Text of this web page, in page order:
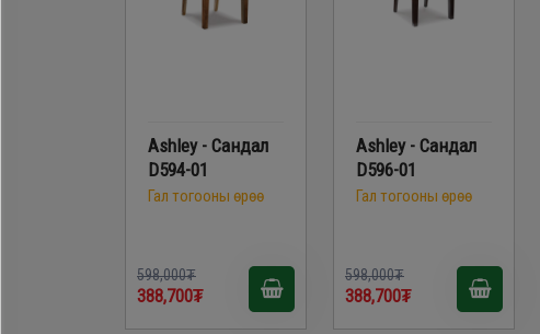
Ashley - Сандал
D594-01
Гал тогооны өрөө
598,000₮
388,700₮
Ashley - Сандал
D596-01
Гал тогооны өрөө
598,000₮
388,700₮